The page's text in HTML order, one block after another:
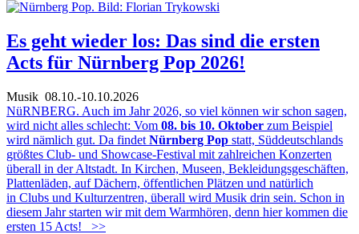
Es geht wieder los: Das sind die ersten
Acts für Nürnberg Pop 2026!
Musik 08.10.-10.10.2026
NüRNBERG. Auch im Jahr 2026, so viel können wir schon sagen,
wird nicht alles schlecht: Vom 08. bis 10. Oktober zum Beispiel
wird nämlich gut. Da findet Nürnberg Pop statt, Süddeutschlands
größtes Club- und Showcase-Festival mit zahlreichen Konzerten
überall in der Altstadt. In Kirchen, Museen, Bekleidungsgeschäften,
Plattenläden, auf Dächern, öffentlichen Plätzen und natürlich
in Clubs und Kulturzentren, überall wird Musik drin sein. Schon in
diesem Jahr starten wir mit dem Warmhören, denn hier kommen die
ersten 15 Acts!
>>